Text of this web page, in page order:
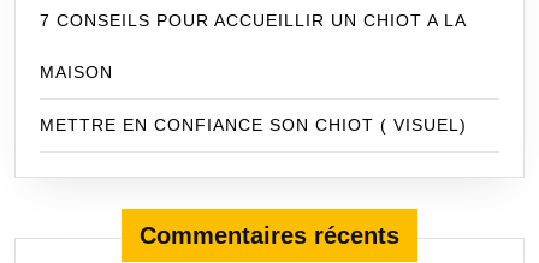
7 CONSEILS POUR ACCUEILLIR UN CHIOT A LA
MAISON
METTRE EN CONFIANCE SON CHIOT ( VISUEL)
Commentaires récents